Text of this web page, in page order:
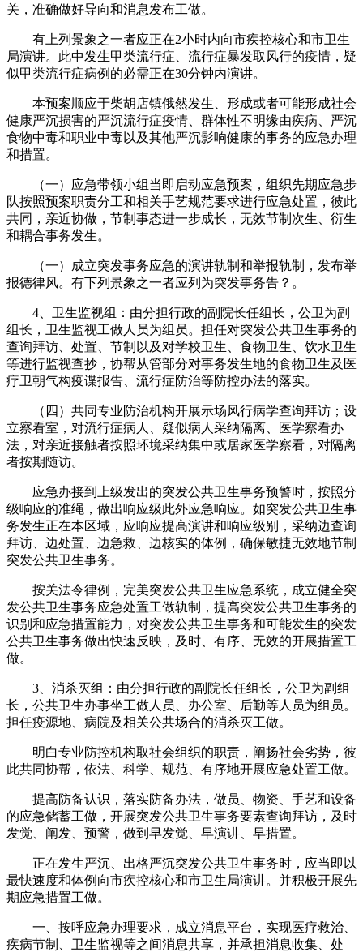
关，准确做好导向和消息发布工做。
有上列景象之一者应正在2小时内向市疾控核心和市卫生
局演讲。此中发生甲类流行症、流行症暴发取风行的疫情，疑
似甲类流行症病例的必需正在30分钟内演讲。
本预案顺应于柴胡店镇俄然发生、形成或者可能形成社会
健康严沉损害的严沉流行症疫情、群体性不明缘由疾病、严沉
食物中毒和职业中毒以及其他严沉影响健康的事务的应急办理
和措置。
（一）应急带领小组当即启动应急预案，组织先期应急步
队按照预案职责分工和相关手艺规范要求进行应急处置，彼此
共同，亲近协做，节制事态进一步成长，无效节制次生、衍生
和耦合事务发生。
（一）成立突发事务应急的演讲轨制和举报轨制，发布举
报德律风。有下列景象之一者应列为突发事务告？。
4、卫生监视组：由分担行政的副院长任组长，公卫为副
组长，卫生监视工做人员为组员。担任对突发公共卫生事务的
查询拜访、处置、节制以及对学校卫生、食物卫生、饮水卫生
等进行监视查抄，协帮从管部分对事务发生地的食物卫生及医
疗卫朝气构疫谍报告、流行症防治等防控办法的落实。
（四）共同专业防治机构开展示场风行病学查询拜访；设
立察看室，对流行症病人、疑似病人采纳隔离、医学察看办
法，对亲近接触者按照环境采纳集中或居家医学察看，对隔离
者按期随访。
应急办接到上级发出的突发公共卫生事务预警时，按照分
级响应的准绳，做出响应级此外应急响应。如突发公共卫生事
务发生正在本区域，应响应提高演讲和响应级别，采纳边查询
拜访、边处置、边急救、边核实的体例，确保敏捷无效地节制
突发公共卫生事务。
按关法令律例，完美突发公共卫生应急系统，成立健全突
发公共卫生事务应急处置工做轨制，提高突发公共卫生事务的
识别和应急措置能力，对突发公共卫生事务和可能发生的突发
公共卫生事务做出快速反映，及时、有序、无效的开展措置工
做。
3、消杀灭组：由分担行政的副院长任组长，公卫为副组
长，公共卫生办事坐工做人员、办公室、后勤等人员为组员。
担任疫源地、病院及相关公共场合的消杀灭工做。
明白专业防控机构取社会组织的职责，阐扬社会劣势，彼
此共同协帮，依法、科学、规范、有序地开展应急处置工做。
提高防备认识，落实防备办法，做员、物资、手艺和设备
的应急储蓄工做，开展突发公共卫生事务要素查询拜访，及时
发觉、阐发、预警，做到早发觉、早演讲、早措置。
正在发生严沉、出格严沉突发公共卫生事务时，应当即以
最快速度和体例向市疾控核心和市卫生局演讲。并积极开展先
期应急措置工做。
一、按呼应急办理要求，成立消息平台，实现医疗救治、
疾病节制、卫生监视等之间消息共享，并承担消息收集、处